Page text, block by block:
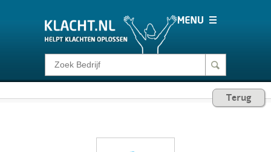
Klacht melden
Terug